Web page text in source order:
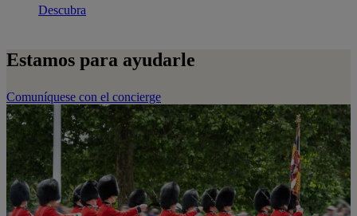
Descubra
Estamos para ayudarle
Comuníquese con el concierge